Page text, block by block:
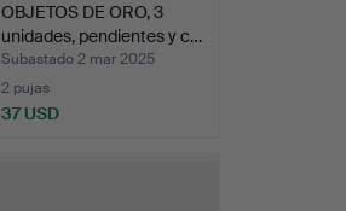
OBJETOS DE ORO, 3
unidades, pendientes y c…
Subastado 2 mar 2025
2 pujas
37 USD